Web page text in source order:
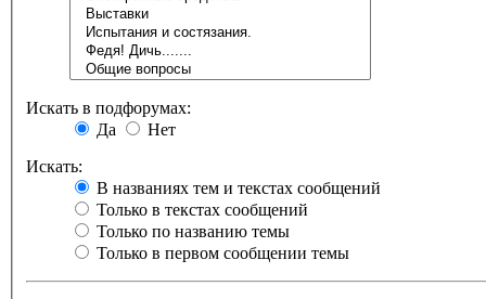
Искать в подфорумах:
Да
Нет
Искать:
В названиях тем и текстах сообщений
Только в текстах сообщений
Только по названию темы
Только в первом сообщении темы